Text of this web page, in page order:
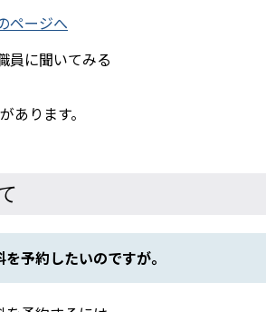
ページへ
員に聞いてみる
あります。
予約したいのですが。